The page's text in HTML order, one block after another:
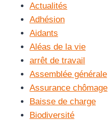
Actualités
Adhésion
Aidants
Aléas de la vie
arrêt de travail
Assemblée générale
Assurance chômage
Baisse de charge
Biodiversité